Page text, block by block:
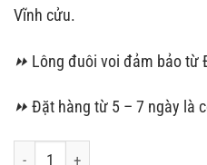
Vĩnh cửu.
⏩ Lông đuôi voi đảm bảo từ
⏩ Đặt hàng từ 5 – 7 ngày là
Nhẫn Bạc 3 Lông Voi giá tốt